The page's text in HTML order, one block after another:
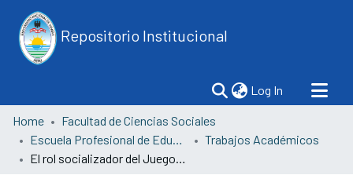
Repositorio Institucional
Log In (current)
Home
Facultad de Ciencias Sociales
Escuela Profesional de Educación
Trabajos Académicos
El rol socializador del Juego en los niños de Educación Inicial.